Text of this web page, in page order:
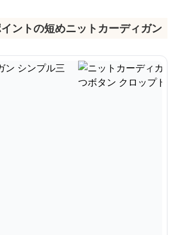
ントの短めニットカーディガン